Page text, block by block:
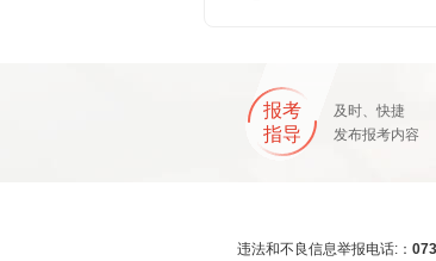
报考
指导
及时、快捷
发布报考内容
违法和不良信息举报电话:：